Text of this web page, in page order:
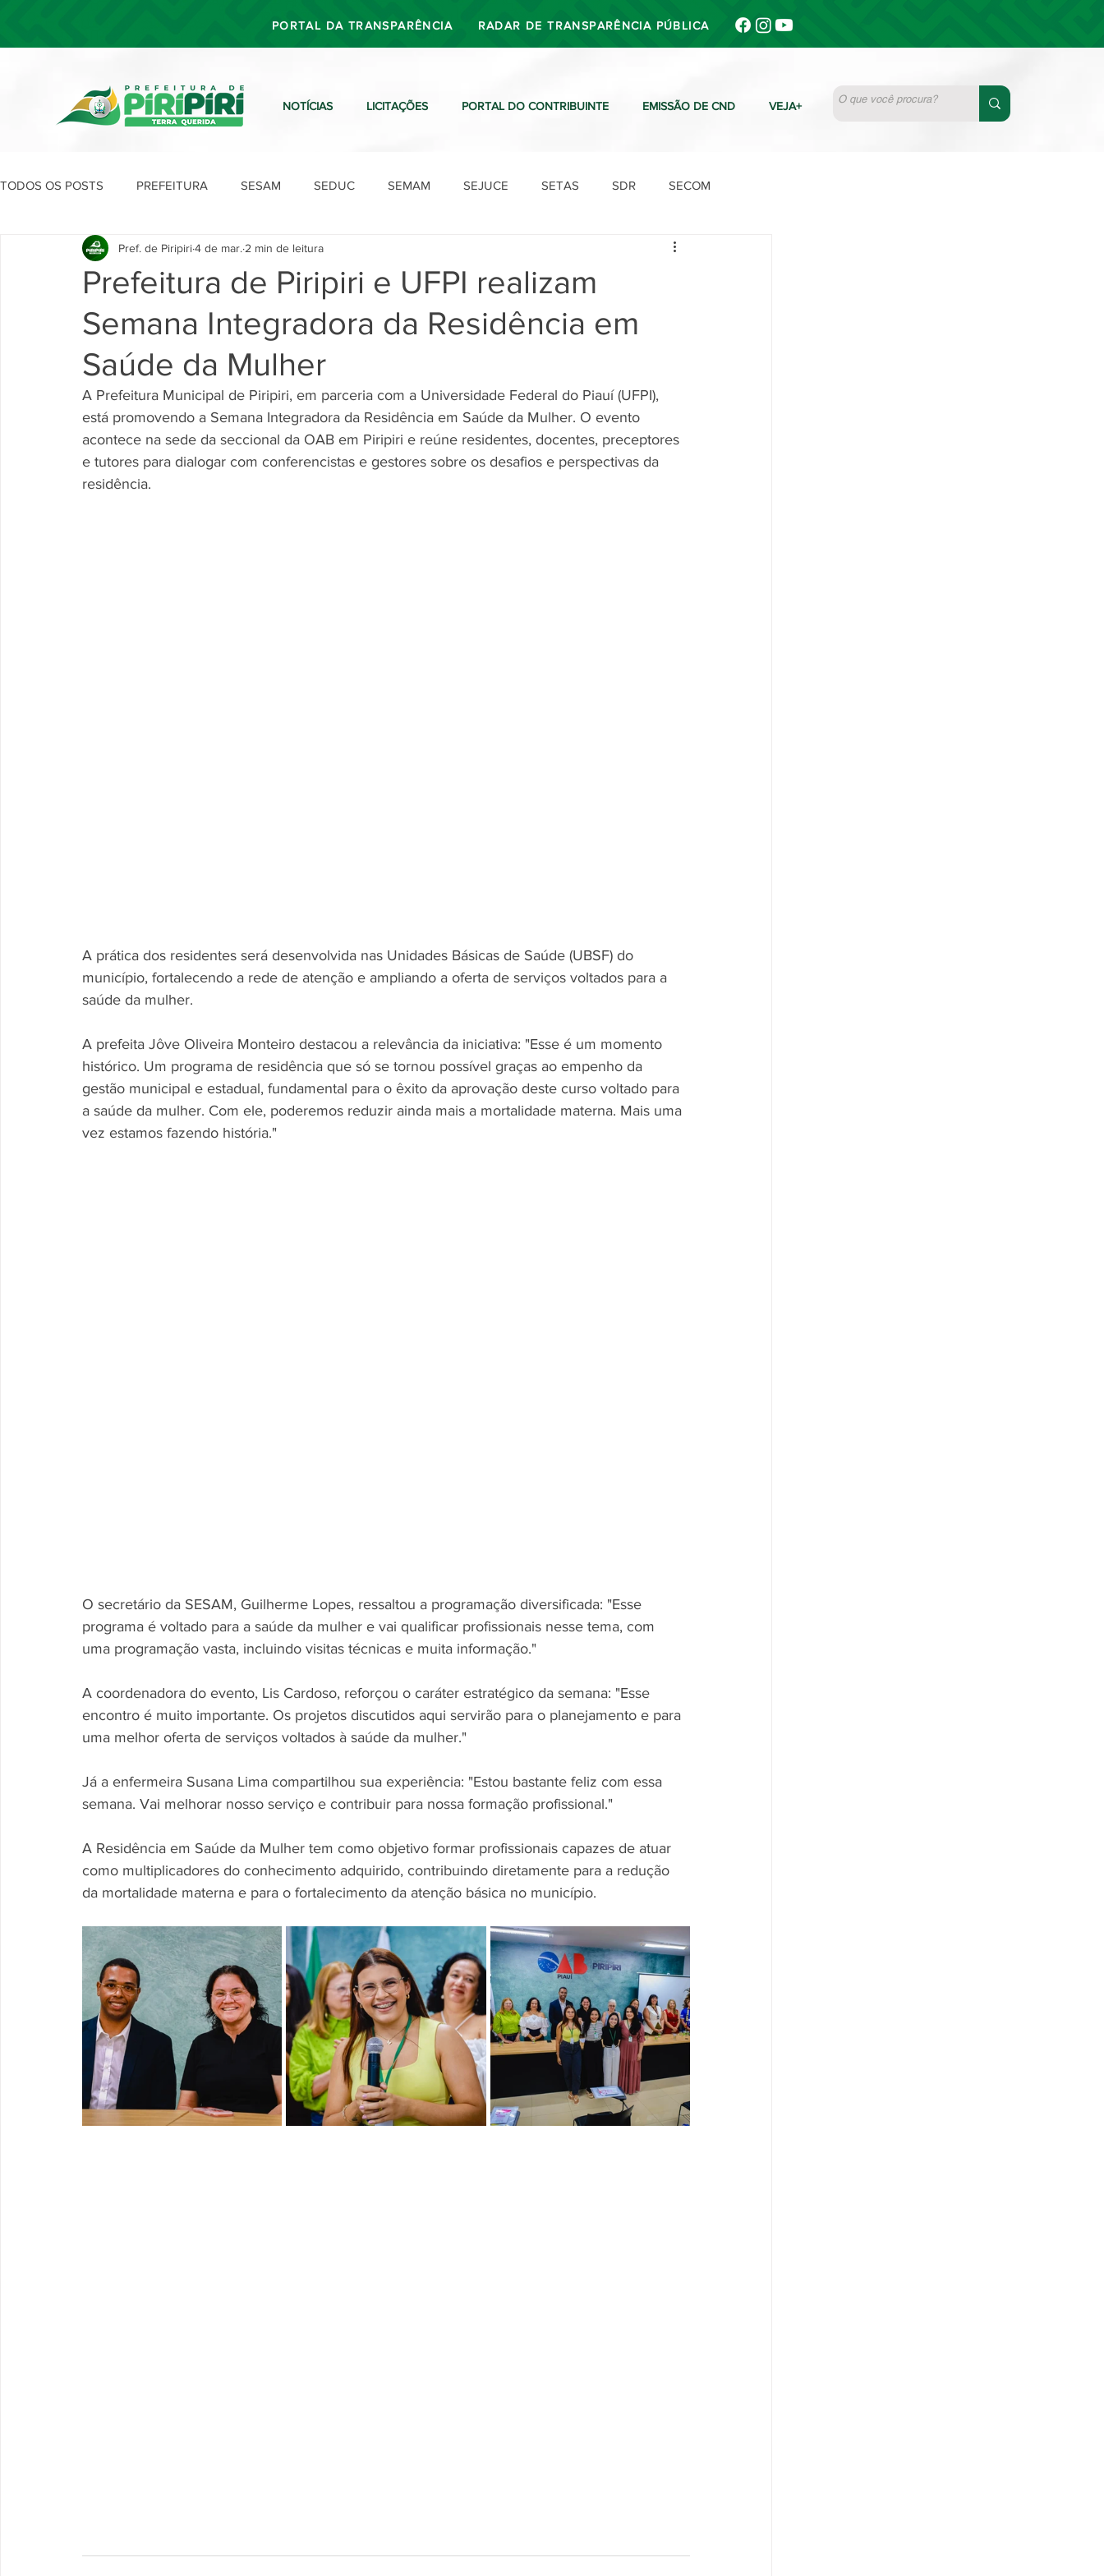
PORTAL DA TRANSPARÊNCIA RADAR DE TRANSPARÊNCIA PÚBLICA
NOTÍCIAS LICITAÇÕES PORTAL DO CONTRIBUINTE EMISSÃO DE CND VEJA+
TODOS OS POSTS PREFEITURA SESAM SEDUC SEMAM SEJUCE SETAS SDR SECOM
SEAD SEGOV SEPLAN SDU Ouvidoria
Prefeitura de Piripiri e UFPI realizam
Semana Integradora da Residência em
Saúde da Mulher
Pref. de Piripiri4 de mar. 2 min de leitura
A Prefeitura Municipal de Piripiri, em parceria com a Universidade Federal do Piauí (UFPI),
está promovendo a Semana Integradora da Residência em Saúde da Mulher. O evento
acontece na sede da seccional da OAB em Piripiri e reúne residentes, docentes, preceptores
e tutores para dialogar com conferencistas e gestores sobre os desafios e perspectivas da
residência.
A prática dos residentes será desenvolvida nas Unidades Básicas de Saúde (UBSF) do
município, fortalecendo a rede de atenção e ampliando a oferta de serviços voltados para a
saúde da mulher.
A prefeita Jôve Oliveira Monteiro destacou a relevância da iniciativa: "Esse é um momento
histórico. Um programa de residência que só se tornou possível graças ao empenho da
gestão municipal e estadual, fundamental para o êxito da aprovação deste curso voltado para
a saúde da mulher. Com ele, poderemos reduzir ainda mais a mortalidade materna. Mais uma
vez estamos fazendo história."
O secretário da SESAM, Guilherme Lopes, ressaltou a programação diversificada: "Esse
programa é voltado para a saúde da mulher e vai qualificar profissionais nesse tema, com
uma programação vasta, incluindo visitas técnicas e muita informação."
A coordenadora do evento, Lis Cardoso, reforçou o caráter estratégico da semana: "Esse
encontro é muito importante. Os projetos discutidos aqui servirão para o planejamento e para
uma melhor oferta de serviços voltados à saúde da mulher."
Já a enfermeira Susana Lima compartilhou sua experiência: "Estou bastante feliz com essa
semana. Vai melhorar nosso serviço e contribuir para nossa formação profissional."
A Residência em Saúde da Mulher tem como objetivo formar profissionais capazes de atuar
como multiplicadores do conhecimento adquirido, contribuindo diretamente para a redução
da mortalidade materna e para o fortalecimento da atenção básica no município.